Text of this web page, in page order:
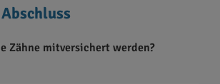
Zähne mitversichert werden?